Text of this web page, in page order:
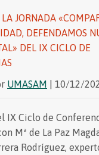
JORNADA
DEFENDAMOS
DEL IX CICLO DE
UMASAM | 10/12/
IX Ciclo de
Mª de La Paz
Rodríguez,